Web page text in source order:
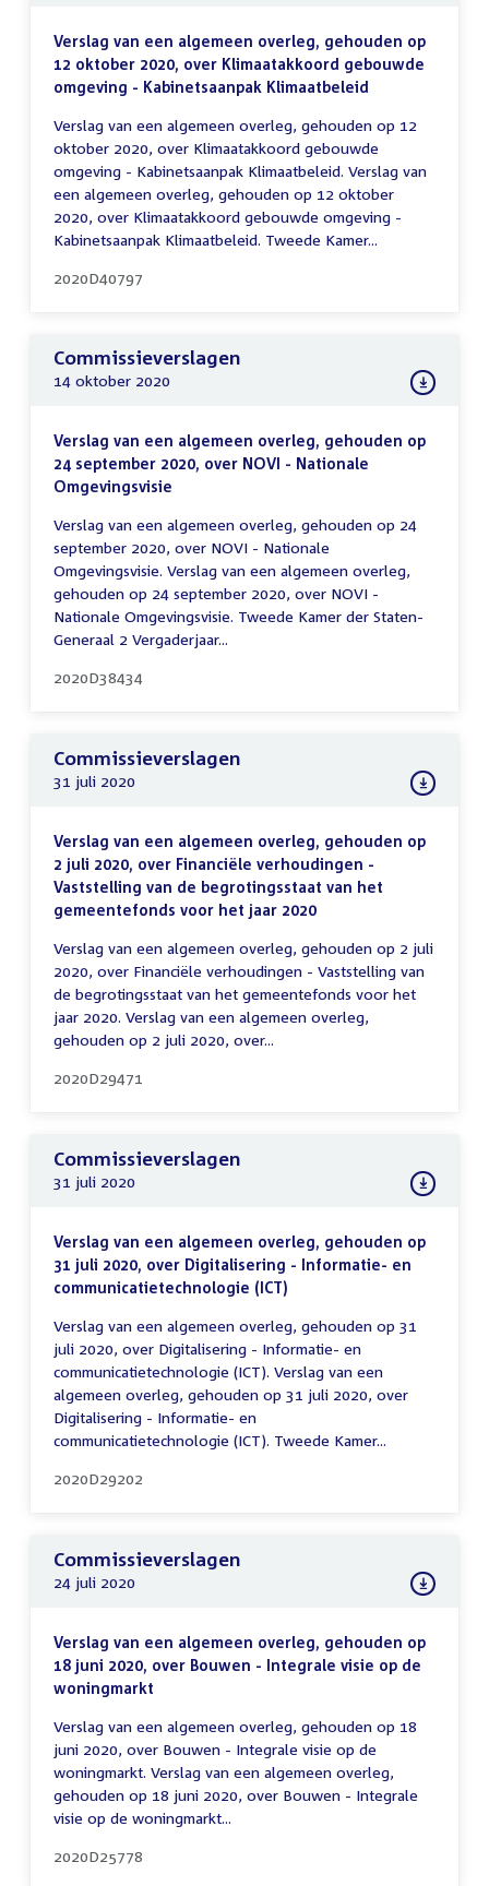
Verslag van een algemeen overleg, gehouden op
12 oktober 2020, over Klimaatakkoord gebouwde
omgeving - Kabinetsaanpak Klimaatbeleid
Verslag van een algemeen overleg, gehouden op 12
oktober 2020, over Klimaatakkoord gebouwde
omgeving - Kabinetsaanpak Klimaatbeleid. Verslag van
een algemeen overleg, gehouden op 12 oktober
2020, over Klimaatakkoord gebouwde omgeving -
Kabinetsaanpak Klimaatbeleid. Tweede Kamer...
2020D40797
Commissieverslagen
14 oktober 2020
Verslag van een algemeen overleg, gehouden op
24 september 2020, over NOVI - Nationale
Omgevingsvisie
Verslag van een algemeen overleg, gehouden op 24
september 2020, over NOVI - Nationale
Omgevingsvisie. Verslag van een algemeen overleg,
gehouden op 24 september 2020, over NOVI -
Nationale Omgevingsvisie. Tweede Kamer der Staten-
Generaal 2 Vergaderjaar...
2020D38434
Commissieverslagen
31 juli 2020
Verslag van een algemeen overleg, gehouden op
2 juli 2020, over Financiële verhoudingen -
Vaststelling van de begrotingsstaat van het
gemeentefonds voor het jaar 2020
Verslag van een algemeen overleg, gehouden op 2 juli
2020, over Financiële verhoudingen - Vaststelling van
de begrotingsstaat van het gemeentefonds voor het
jaar 2020. Verslag van een algemeen overleg,
gehouden op 2 juli 2020, over...
2020D29471
Commissieverslagen
31 juli 2020
Verslag van een algemeen overleg, gehouden op
31 juli 2020, over Digitalisering - Informatie- en
communicatietechnologie (ICT)
Verslag van een algemeen overleg, gehouden op 31
juli 2020, over Digitalisering - Informatie- en
communicatietechnologie (ICT). Verslag van een
algemeen overleg, gehouden op 31 juli 2020, over
Digitalisering - Informatie- en
communicatietechnologie (ICT). Tweede Kamer...
2020D29202
Commissieverslagen
24 juli 2020
Verslag van een algemeen overleg, gehouden op
18 juni 2020, over Bouwen - Integrale visie op de
woningmarkt
Verslag van een algemeen overleg, gehouden op 18
juni 2020, over Bouwen - Integrale visie op de
woningmarkt. Verslag van een algemeen overleg,
gehouden op 18 juni 2020, over Bouwen - Integrale
visie op de woningmarkt...
2020D25778